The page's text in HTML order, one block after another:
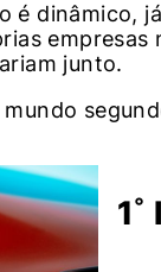
é dinâmico,
empresas
junto.